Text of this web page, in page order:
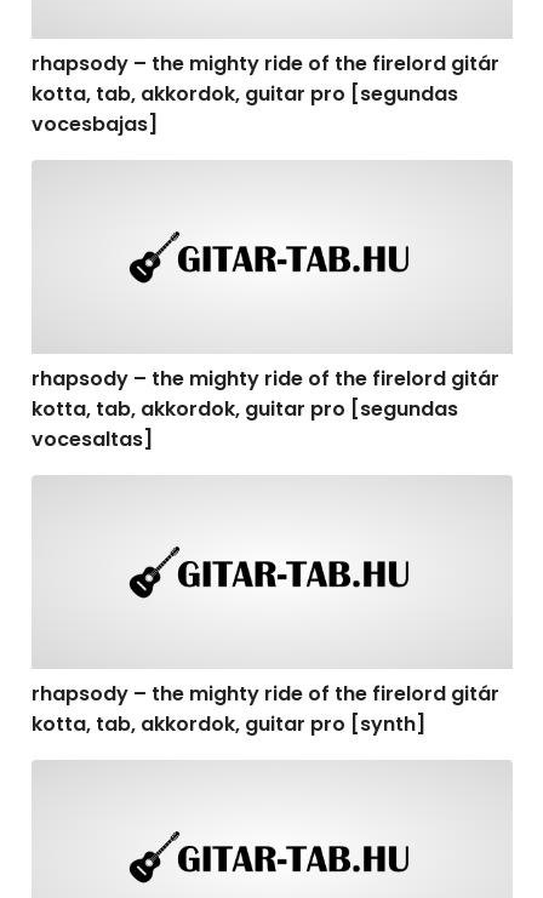
rhapsody – the mighty ride of the firelord gitár
kotta, tab, akkordok, guitar pro [segundas
vocesbajas]
rhapsody – the mighty ride of the firelord gitár
kotta, tab, akkordok, guitar pro [segundas
vocesaltas]
rhapsody – the mighty ride of the firelord gitár
kotta, tab, akkordok, guitar pro [synth]